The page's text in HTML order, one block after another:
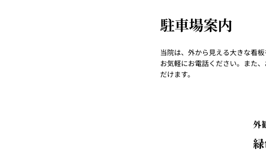
駐車場案内
当院は、外から見える大きな看
お気軽にお電話ください。また
だけます。
外